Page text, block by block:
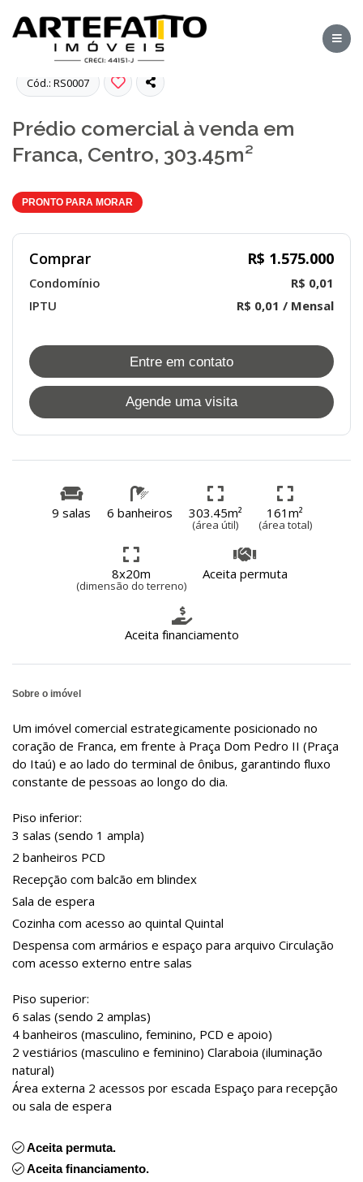
Cód.: RS0007
Prédio comercial à venda em
Franca, Centro, 303.45m²
PRONTO PARA MORAR
Comprar R$ 1.575.000
Condomínio
R$ 0,01
IPTU
R$ 0,01 / Mensal
Entre em contato
Agende uma visita
9 salas 6 banheiros 303.45m²
(área útil)
161m²
(área total)
8x20m
(dimensão do terreno)
Aceita permuta
Aceita financiamento
Sobre o imóvel
Um imóvel comercial estrategicamente posicionado no
coração de Franca, em frente à Praça Dom Pedro II (Praça
do Itaú) e ao lado do terminal de ônibus, garantindo fluxo
constante de pessoas ao longo do dia.
Piso inferior:
3 salas (sendo 1 ampla)
2 banheiros PCD
Recepção com balcão em blindex
Sala de espera
Cozinha com acesso ao quintal Quintal
Despensa com armários e espaço para arquivo Circulação
com acesso externo entre salas
Piso superior:
6 salas (sendo 2 amplas)
4 banheiros (masculino, feminino, PCD e apoio)
2 vestiários (masculino e feminino) Claraboia (iluminação
natural)
Área externa 2 acessos por escada Espaço para recepção
ou sala de espera
Aceita permuta.
Aceita financiamento.